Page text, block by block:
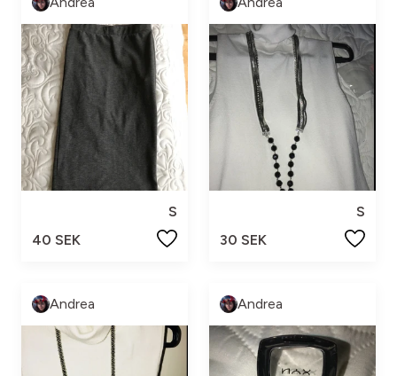
S
40 SEK
S
30 SEK
Andrea Andrea